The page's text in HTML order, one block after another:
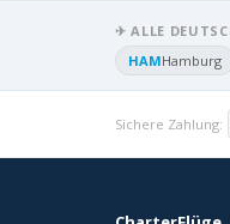
✈ ALLE
HAMHamburg
Sichere Zahlung: